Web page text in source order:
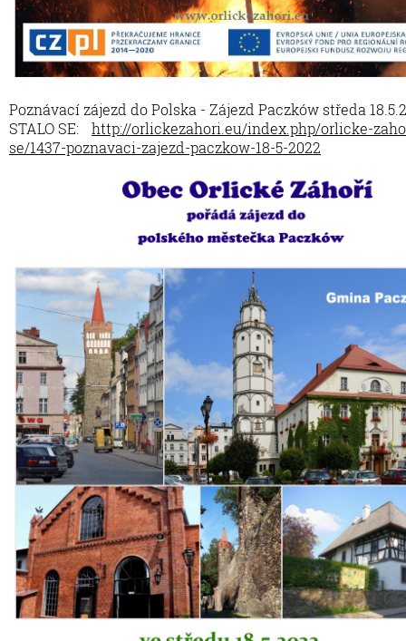
Poznávací zájezd do Polska - Zájezd Paczków středa
STALO SE:
http://orlickezahori.eu/index.php/orlicke-
se/1437-poznavaci-zajezd-paczkow-18-5-2022